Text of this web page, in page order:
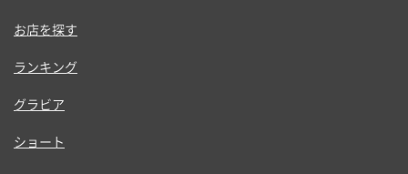
お店を探す
ランキング
グラビア
ショート